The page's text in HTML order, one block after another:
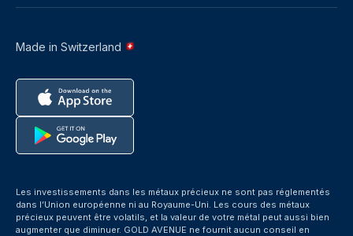
Made in Switzerland
Les investissements dans les métaux précieux ne sont pas réglementés
dans l’Union européenne ni au Royaume-Uni. Les cours des métaux
précieux peuvent être volatils, et la valeur de votre métal peut aussi bien
augmenter que diminuer. GOLD AVENUE ne fournit aucun conseil en